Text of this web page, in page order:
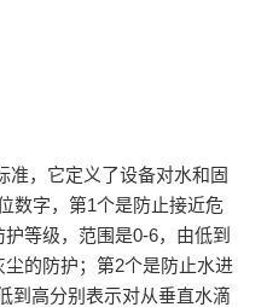
准，它定义了设备对水和固
数字，第1个是防止接近危
等级，范围是0-6，由低到
的防护；第2个是防止水进
到高分别表示对从垂直水滴